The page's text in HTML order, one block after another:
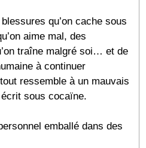
qu’on cache sous
aime mal, des
traîne malgré soi… et de
à continuer
ressemble à un mauvais
sous cocaïne.
emballé dans des